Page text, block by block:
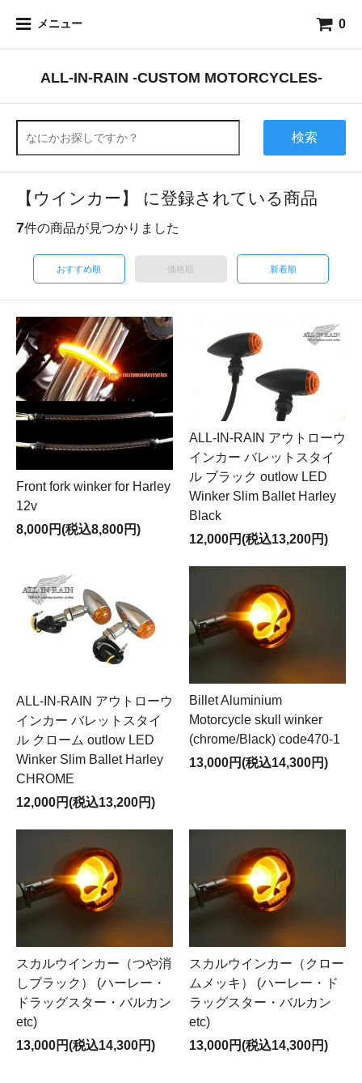
メニュー 0
ALL-IN-RAIN -CUSTOM MOTORCYCLES-
検索
【ウインカー】 に登録されている商品
7件の商品が見つかりました
おすすめ順 価格順 新着順
Front fork winker for Harley
12v
8,000円(税込8,800円)
ALL-IN-RAIN アウトローウ
インカー バレットスタイ
ル ブラック outlow LED
Winker Slim Ballet Harley
Black
12,000円(税込13,200円)
ALL-IN-RAIN アウトローウ
インカー バレットスタイ
ル クローム outlow LED
Winker Slim Ballet Harley
CHROME
12,000円(税込13,200円)
Billet Aluminium
Motorcycle skull winker
(chrome/Black) code470-1
13,000円(税込14,300円)
スカルウインカー（つや消
しブラック） (ハーレー・
ドラッグスター・バルカン
etc)
13,000円(税込14,300円)
スカルウインカー（クロー
ムメッキ） (ハーレー・ド
ラッグスター・バルカン
etc)
13,000円(税込14,300円)